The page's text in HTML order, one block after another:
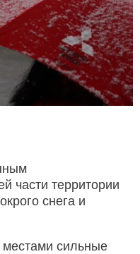
части территории
снега и
сильные